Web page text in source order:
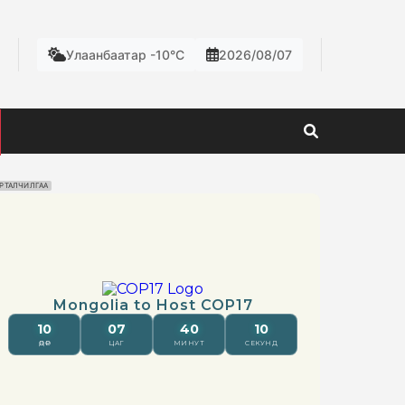
Улаанбаатар -10°C 2026/08/07